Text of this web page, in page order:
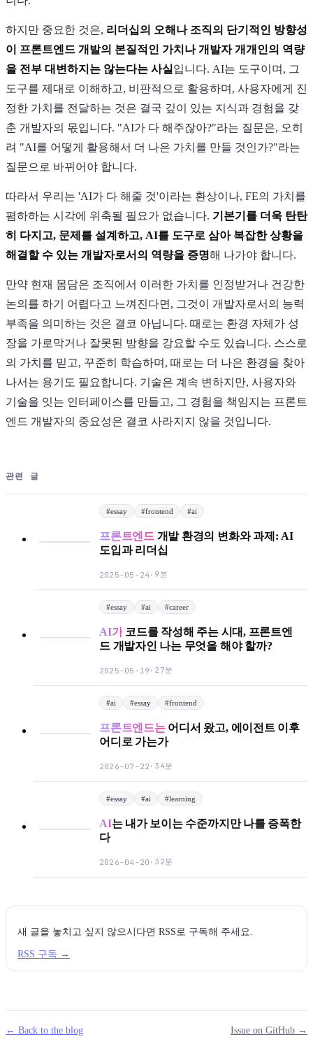
하지만 중요한 것은, 리더십의 오해나 조직의 단기적인 방향성
이 프론트엔드 개발의 본질적인 가치나 개발자 개개인의 역량
을 전부 대변하지는 않는다는 사실 입니다. AI는 도구이며, 그
도구를 제대로 이해하고, 비판적으로 활용하며, 사용자에게 진
정한 가치를 전달하는 것은 결국 깊이 있는 지식과 경험을 갖
춘 개발자의 몫입니다. "AI가 다 해주잖아?"라는 질문은, 오히
려 "AI를 어떻게 활용해서 더 나은 가치를 만들 것인가?"라는
질문으로 바뀌어야 합니다.
따라서 우리는 'AI가 다 해줄 것'이라는 환상이나, FE의 가치를
폄하하는 시각에 위축될 필요가 없습니다. 기본기를 더욱 탄탄
히 다지고, 문제를 설계하고, AI를 도구로 삼아 복잡한 상황을
해결할 수 있는 개발자로서의 역량을 증명해 나가야 합니다.
만약 현재 몸담은 조직에서 이러한 가치를 인정받거나 건강한
논의를 하기 어렵다고 느껴진다면, 그것이 개발자로서의 능력
부족을 의미하는 것은 결코 아닙니다. 때로는 환경 자체가 성
장을 가로막거나 잘못된 방향을 강요할 수도 있습니다. 스스로
의 가치를 믿고, 꾸준히 학습하며, 때로는 더 나은 환경을 찾아
나서는 용기도 필요합니다. 기술은 계속 변하지만, 사용자와
기술을 잇는 인터페이스를 만들고, 그 경험을 책임지는 프론트
엔드 개발자의 중요성은 결코 사라지지 않을 것입니다.
관련 글
#essay #frontend #ai
프론트엔드개발 환경의 변화와 과제: AI
도입과 리더십
2025-05-24 · 9분
#essay #ai #career
AI가 코드를 작성해 주는 시대, 프론트엔
드 개발자인 나는 무엇을 해야 할까?
2025-05-19 · 27분
#ai #essay #frontend
프론트엔드는어디서 왔고, 에이전트 이후
어디로 가는가
2026-07-22 · 34분
#essay #ai #learning
AI는 내가 보이는 수준까지만 나를 증폭한
다
2026-04-20 · 32분
새 글을 놓치고 싶지 않으시다면 RSS로 구독해 주세요.
RSS 구독 →
← Back to the blog Issue on GitHub →